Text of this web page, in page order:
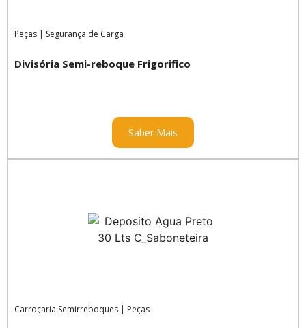
Peças | Segurança de Carga
Divisória Semi-reboque Frigorifico
Saber Mais
Carroçaria Semirreboques | Peças